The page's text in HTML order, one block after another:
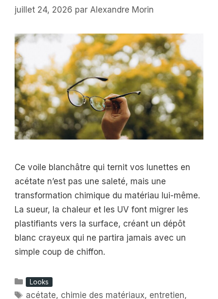
juillet 24, 2026 par Alexandre Morin
Ce voile blanchâtre qui ternit vos lunettes en
acétate n’est pas une saleté, mais une
transformation chimique du matériau lui-même.
La sueur, la chaleur et les UV font migrer les
plastifiants vers la surface, créant un dépôt
blanc crayeux qui ne partira jamais avec un
simple coup de chiffon.
Catégories
Looks
Étiquettes
acétate, chimie des matériaux, entretien,